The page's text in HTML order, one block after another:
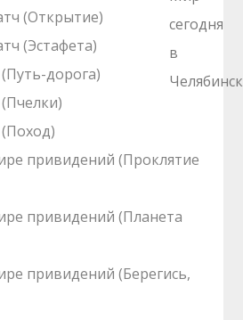
(Открытие)
(Эстафета)
дорога)
привидений (Проклятие
привидений (Планета
привидений (Берегись,